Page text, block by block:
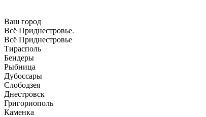
Ваш город
Всё Приднестровье
Всё Приднестровье
Тирасполь
Бендеры
Рыбница
Дубоссары
Слободзея
Днестровск
Григориополь
Каменка